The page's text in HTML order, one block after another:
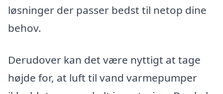
løsninger der passer bedst til netop dine
behov.
Derudover kan det være nyttigt at tage
højde for, at luft til vand varmepumper